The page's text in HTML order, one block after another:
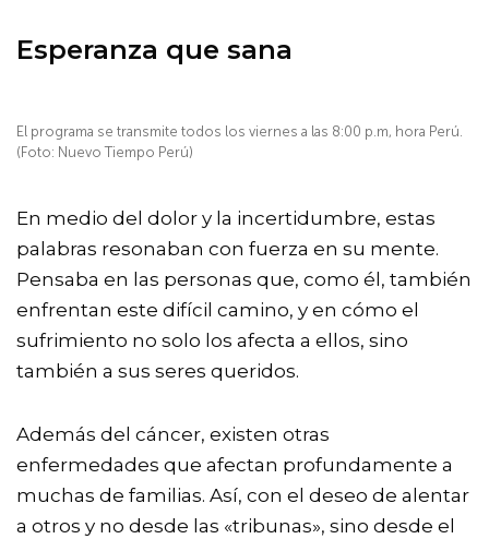
Esperanza que sana
El programa se transmite todos los viernes a las 8:00 p.m, hora Perú.
(Foto: Nuevo Tiempo Perú)
En medio del dolor y la incertidumbre, estas
palabras resonaban con fuerza en su mente.
Pensaba en las personas que, como él, también
enfrentan este difícil camino, y en cómo el
sufrimiento no solo los afecta a ellos, sino
también a sus seres queridos.
Además del cáncer, existen otras
enfermedades que afectan profundamente a
muchas de familias. Así, con el deseo de alentar
a otros y no desde las «tribunas», sino desde el